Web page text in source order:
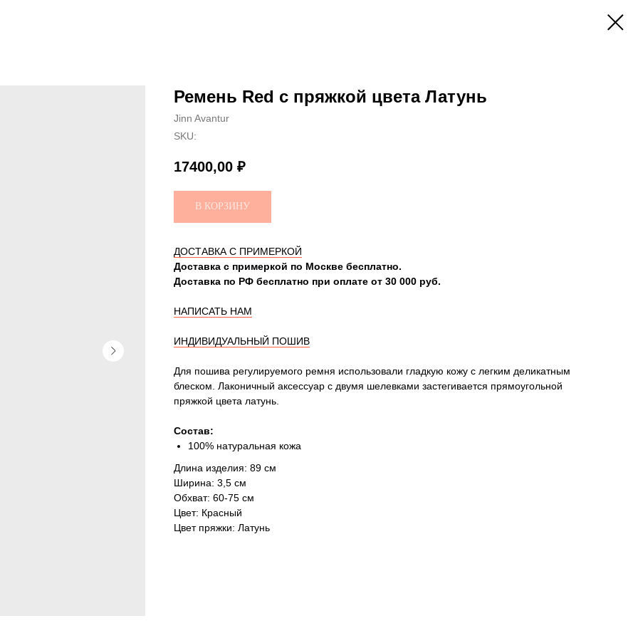
Ремень Red с пряжкой цвета Латунь
Jinn Avantur
SKU:
17400,00 ₽
В КОРЗИНУ
ДОСТАВКА С ПРИМЕРКОЙ
Доставка с примеркой по Москве бесплатно.
Доставка по РФ бесплатно при оплате от 30 000 руб.
НАПИСАТЬ НАМ
ИНДИВИДУАЛЬНЫЙ ПОШИВ
Для пошива регулируемого ремня использовали гладкую кожу с легким деликатным
блеском. Лаконичный аксессуар с двумя шелевками застегивается прямоугольной
пряжкой цвета латунь.
Состав:
100% натуральная кожа
Длина изделия: 89 см
Ширина: 3,5 см
Обхват: 60-75 см
Цвет: Красный
Цвет пряжки: Латунь